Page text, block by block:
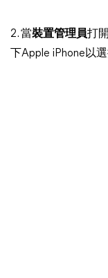
2. 當裝置管理員打
下Apple iPhone以